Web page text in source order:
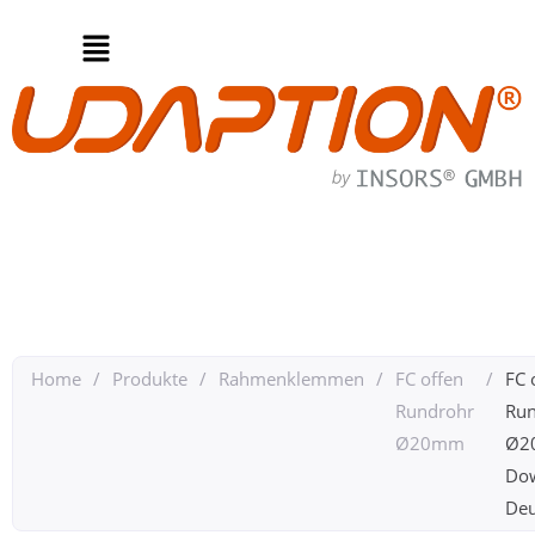
Home / Produkte / Rahmenklemmen / FC offen
Rundrohr
Ø20mm
/ FC